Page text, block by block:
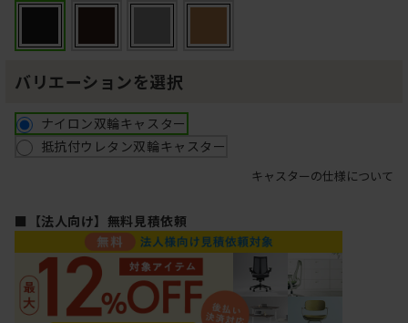
バリエーションを選択
ナイロン双輪キャスター
抵抗付ウレタン双輪キャスター
キャスターの仕様について
■【法人向け】無料見積依頼